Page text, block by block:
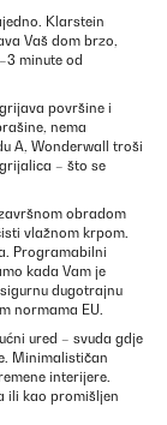
Klarstein
Vaš dom brzo,
minute od
površine i
nema
A, Wonderwall troši
– što se
obradom
vlažnom krpom.
Programabilni
kada Vam je
dugotrajnu
normama EU.
ured – svuda gdje
Minimalističan
interijere.
ili kao promišljen